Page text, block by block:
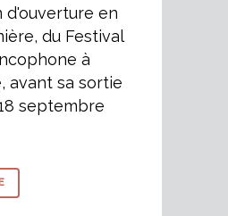
d'ouverture en
du Festival
à
avant sa sortie
septembre